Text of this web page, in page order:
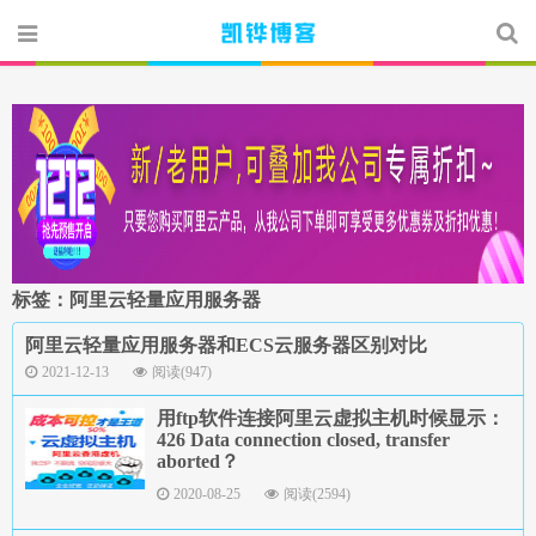
标签：阿里云轻量应用服务器
阿里云轻量应用服务器和ECS云服务器区别对比
2021-12-13 阅读(947)
用ftp软件连接阿里云虚拟主机时候显示：
426 Data connection closed, transfer
aborted？
2020-08-25 阅读(2594)